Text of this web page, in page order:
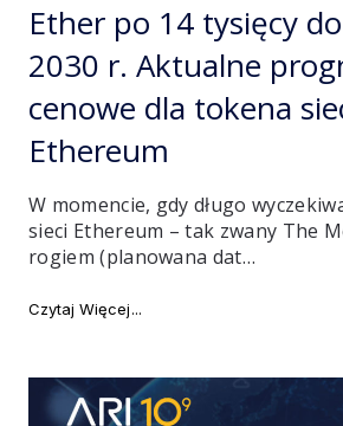
Ether po 14 tysięcy
2030 r. Aktualne
cenowe dla tokena
Ethereum
W momencie, gdy długo
sieci Ethereum – tak zwany The
rogiem (planowana dat…
Czytaj Więcej